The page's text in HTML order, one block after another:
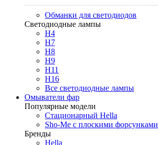
Обманки для светодиодов
Светодиодные лампы
H4
H7
H8
H9
H11
H16
Все светодиодные лампы
Омыватели фар
Популярные модели
Стационарный Hella
Sho-Me с плоскими форсунками
Бренды
Hella